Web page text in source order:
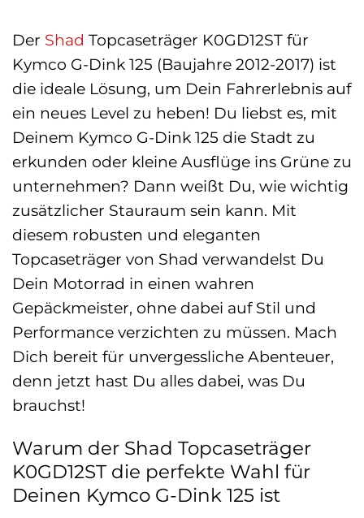
Der Shad Topcaseträger K0GD12ST für
Kymco G-Dink 125 (Baujahre 2012-2017) ist
die ideale Lösung, um Dein Fahrerlebnis auf
ein neues Level zu heben! Du liebst es, mit
Deinem Kymco G-Dink 125 die Stadt zu
erkunden oder kleine Ausflüge ins Grüne zu
unternehmen? Dann weißt Du, wie wichtig
zusätzlicher Stauraum sein kann. Mit
diesem robusten und eleganten
Topcaseträger von Shad verwandelst Du
Dein Motorrad in einen wahren
Gepäckmeister, ohne dabei auf Stil und
Performance verzichten zu müssen. Mach
Dich bereit für unvergessliche Abenteuer,
denn jetzt hast Du alles dabei, was Du
brauchst!
Warum der Shad Topcaseträger
K0GD12ST die perfekte Wahl für
Deinen Kymco G-Dink 125 ist